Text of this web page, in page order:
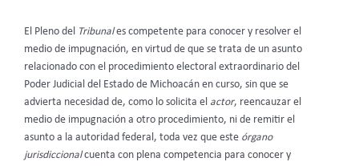
El Pleno del Tribunales competente para conocer y resolver el
medio de impugnación, en virtud de que se trata de un asunto
relacionado con el procedimiento electoral extraordinario del
Poder Judicial del Estado de Michoacán en curso, sin que se
advierta necesidad de, como lo solicita el actor, reencauzar el
medio de impugnación a otro procedimiento, ni de remitir el
asunto a la autoridad federal, toda vez que este órgano
jurisdiccionalcuenta con plena competencia para conocer y